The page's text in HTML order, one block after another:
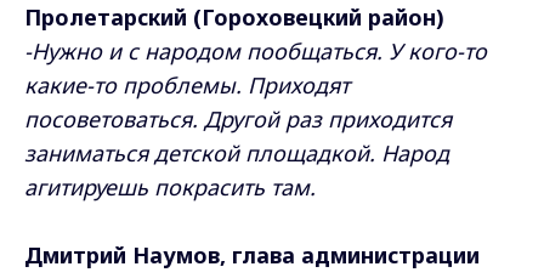
Пролетарский (Гороховецкий район)
-Нужно и с народом пообщаться. У кого-то
какие-то проблемы. Приходят
посоветоваться. Другой раз приходится
заниматься детской площадкой. Народ
агитируешь покрасить там.
Дмитрий Наумов, глава администрации